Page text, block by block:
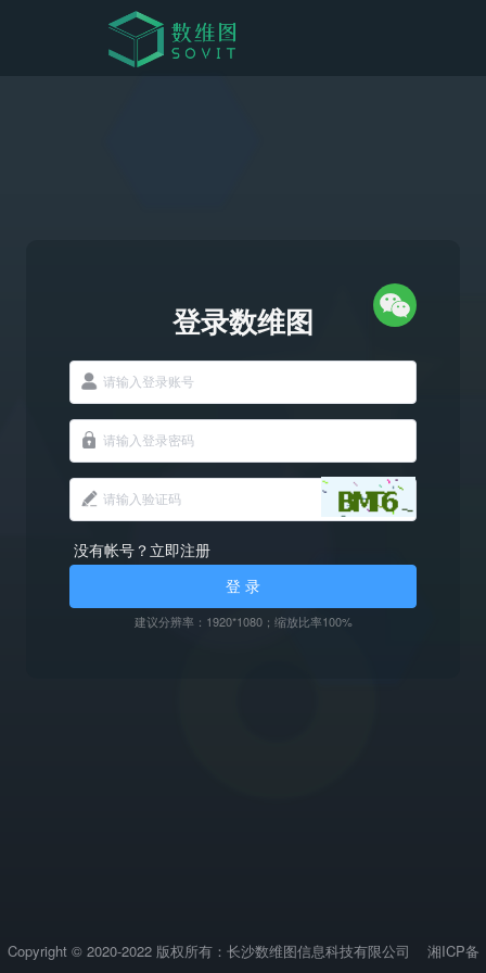
登录数维图
没有帐号？立即注册
登 录
建议分辨率：1920*1080；缩放比率100%
Copyright © 2020-2022 版权所有：长沙数维图信息科技有限公司 湘ICP备